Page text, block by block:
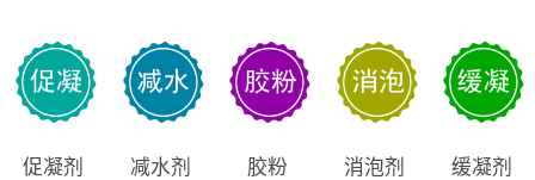
促凝剂 减水剂 胶粉 消泡剂 缓凝剂